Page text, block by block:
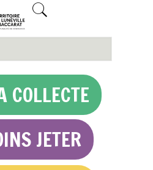
COLLECTE
JETER